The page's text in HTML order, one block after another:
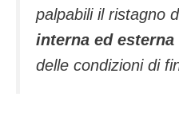
palpabili il ristagno
interna ed esterna
delle condizioni di